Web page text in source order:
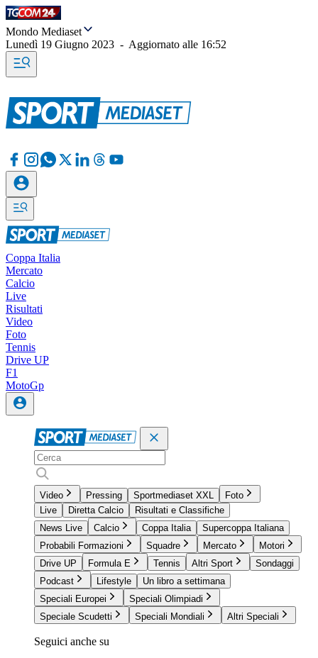
Mondo Mediaset
Lunedì 19 Giugno 2023 - Aggiornato alle 16:52
Coppa Italia
Mercato
Calcio
Live
Risultati
Video
Foto
Tennis
Drive UP
F1
MotoGp
Video Pressing Sportmediaset XXL
Foto
Live
Diretta Calcio
Risultati e Classifiche
News Live
Calcio Coppa Italia
Supercoppa Italiana
Probabili Formazioni
Squadre Mercato
Motori
Drive UP
Formula E Tennis Altri Sport
Sondaggi
Podcast
Lifestyle
Un libro a settimana
Speciali Europei
Speciali Olimpiadi
Speciale Scudetti
Speciali Mondiali Altri Speciali
Seguici anche su